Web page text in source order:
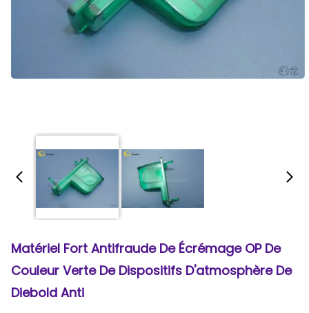
Matériel Fort Antifraude De Écrémage OP De
Couleur Verte De Dispositifs D'atmosphère De
Diebold Anti